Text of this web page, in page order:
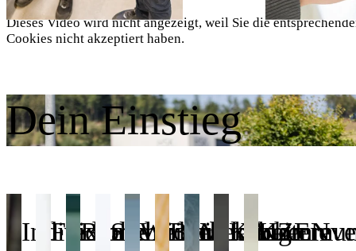
Dieses Video wird nicht angezeigt, weil Sie die
Cookies nicht akzeptiert haben.
Dein Einstieg
Individuelle
Flexible
Betriebliches
Sicherheit
Weiterbildung
Betrieblicher
KAIZEN